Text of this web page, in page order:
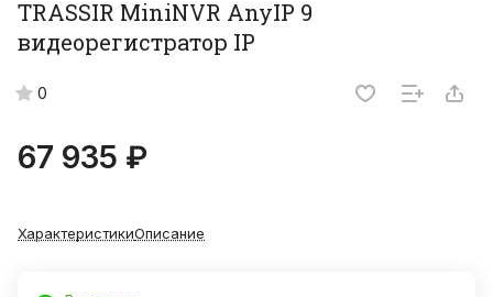
TRASSIR MiniNVR AnyIP 9
видеорегистратор IP
0
67 935 ₽
ХарактеристикиОписание